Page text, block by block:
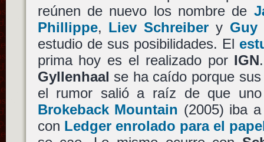
reúnen de nuevo los nombre de
Phillippe, Liev Schreiber y Guy
estudio de sus posibilidades. El
prima hoy es el realizado por IGN
Gyllenhaal se ha caído porque
el rumor salió a raíz de que
Brokeback Mountain (2005) iba
con Ledger enrolado para el